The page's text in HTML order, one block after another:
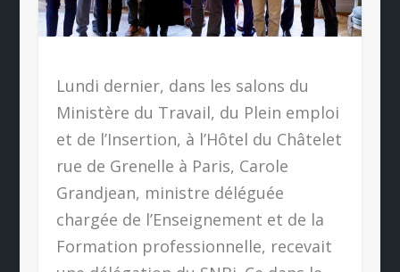
Lundi dernier, dans les salons du
Ministère du Travail, du Plein emploi
et de l’Insertion, à l’Hôtel du Châtelet
rue de Grenelle à Paris, Carole
Grandjean, ministre déléguée
chargée de l’Enseignement et de la
Formation professionnelle, recevait